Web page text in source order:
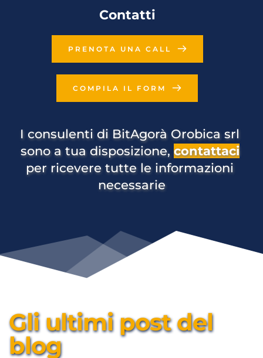
Contatti
PRENOTA UNA CALL
COMPILA IL FORM
I consulenti di BitAgorà Orobica srl
sono a tua disposizione, contattaci
per ricevere tutte le informazioni
necessarie
Gli ultimi post del
blog